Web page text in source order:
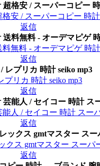
格安 / スーパーコピー
安 / スーパーコピー 時
返信
料無料 - オーデマピゲ
無料 - オーデマピゲ 時
返信
レプリカ 時計 seiko mp3
リカ 時計 seiko mp3
返信
能人 / セイコー 時計 ス
人 / セイコー 時計 スー
返信
ックス gmtマスター ス
クス gmtマスター スーパ
返信